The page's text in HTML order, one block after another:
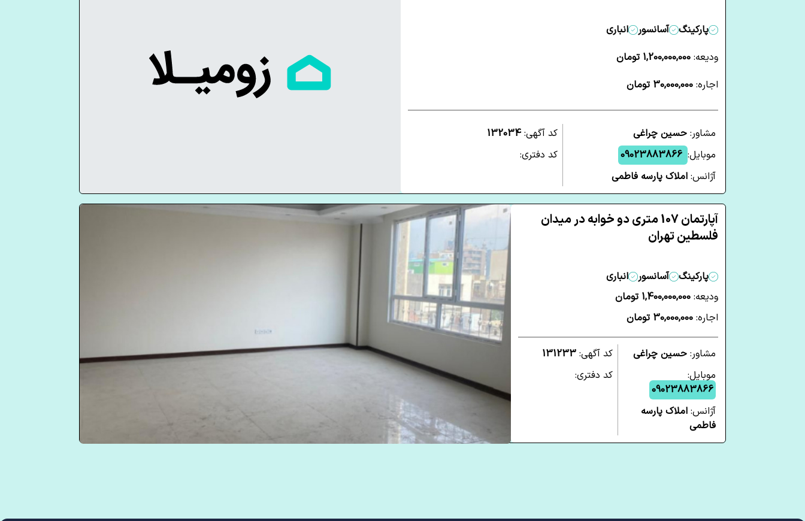
پارکینگ آسانسور
انباری
ودیعه: 1,200,000,000 تومان
اجاره: 30,000,000 تومان
مشاور: حسین چراغی
موبایل: 09023883866
آژانس: املاک پارسه فاطمی
کد آگهی: 132034
کد دفتری:
آپارتمان 107 متری دو خوابه در میدان
فلسطین تهران
پارکینگ آسانسور
انباری
ودیعه: 1,400,000,000 تومان
اجاره: 30,000,000 تومان
مشاور: حسین چراغی
موبایل:
09023883866
آژانس: املاک پارسه
فاطمی
کد آگهی: 131233
کد دفتری: